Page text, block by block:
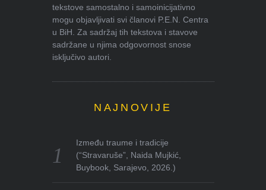
tekstove samostalno i samoinicijativno
mogu objavljivati svi članovi P.E.N. Centra
u BiH. Za sadržaj tih tekstova i stavove
sadržane u njima odgovornost snose
isključivo autori.
NAJNOVIJE
Između traume i tradicije
(“Stravaruše”, Naida Mujkić,
Buybook, Sarajevo, 2026.)